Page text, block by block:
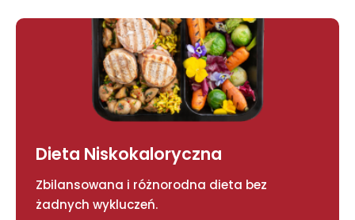
Dieta Niskokaloryczna
Zbilansowana i różnorodna dieta bez
żadnych wykluczeń.